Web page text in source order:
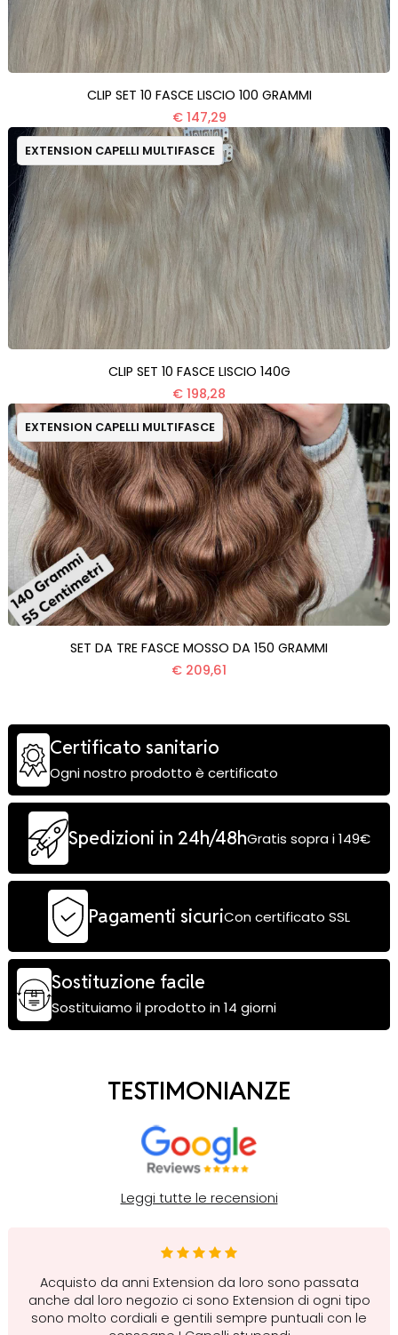
CLIP SET 10 FASCE LISCIO 100 GRAMMI
€ 147,29
EXTENSION CAPELLI MULTIFASCE
CLIP SET 10 FASCE LISCIO 140G
€ 198,28
EXTENSION CAPELLI MULTIFASCE
SET DA TRE FASCE MOSSO DA 150 GRAMMI
€ 209,61
Certificato sanitario
Ogni nostro prodotto è certificato
Spedizioni in 24h/48hGratis sopra i 149€
Pagamenti sicuriCon certificato SSL
Sostituzione facile
Sostituiamo il prodotto in 14 giorni
TESTIMONIANZE
Leggi tutte le recensioni
Acquisto da anni Extension da loro sono passata
anche dal loro negozio ci sono Extension di ogni tipo
sono molto cordiali e gentili sempre puntuali con le